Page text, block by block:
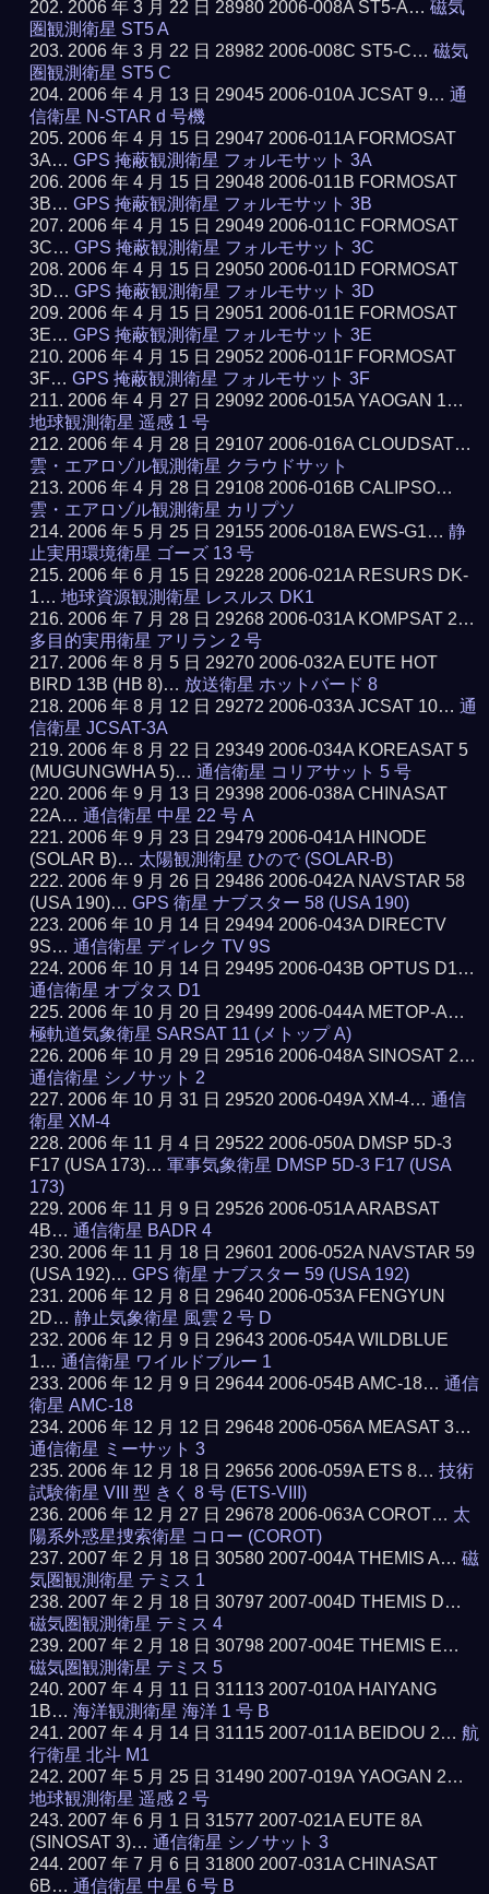
2006 年 3 月 22 日 28980 2006-008A ST5-A…磁気
圏観測衛星 ST5 A
2006 年 3 月 22 日 28982 2006-008C ST5-C…磁気
圏観測衛星 ST5 C
2006 年 4 月 13 日 29045 2006-010A JCSAT 9…通
信衛星 N-STAR d 号機
2006 年 4 月 15 日 29047 2006-011A FORMOSAT
3A…GPS 掩蔽観測衛星 フォルモサット 3A
2006 年 4 月 15 日 29048 2006-011B FORMOSAT
3B…GPS 掩蔽観測衛星 フォルモサット 3B
2006 年 4 月 15 日 29049 2006-011C FORMOSAT
3C…GPS 掩蔽観測衛星 フォルモサット 3C
2006 年 4 月 15 日 29050 2006-011D FORMOSAT
3D…GPS 掩蔽観測衛星 フォルモサット 3D
2006 年 4 月 15 日 29051 2006-011E FORMOSAT
3E…GPS 掩蔽観測衛星 フォルモサット 3E
2006 年 4 月 15 日 29052 2006-011F FORMOSAT
3F…GPS 掩蔽観測衛星 フォルモサット 3F
2006 年 4 月 27 日 29092 2006-015A YAOGAN 1…
地球観測衛星 遥感 1 号
2006 年 4 月 28 日 29107 2006-016A CLOUDSAT…
雲・エアロゾル観測衛星 クラウドサット
2006 年 4 月 28 日 29108 2006-016B CALIPSO…
雲・エアロゾル観測衛星 カリプソ
2006 年 5 月 25 日 29155 2006-018A EWS-G1…静
止実用環境衛星 ゴーズ 13 号
2006 年 6 月 15 日 29228 2006-021A RESURS DK-
1…地球資源観測衛星 レスルス DK1
2006 年 7 月 28 日 29268 2006-031A KOMPSAT 2…
多目的実用衛星 アリラン 2 号
2006 年 8 月 5 日 29270 2006-032A EUTE HOT
BIRD 13B (HB 8)… 放送衛星 ホットバード 8
2006 年 8 月 12 日 29272 2006-033A JCSAT 10…通
信衛星 JCSAT-3A
2006 年 8 月 22 日 29349 2006-034A KOREASAT 5
(MUGUNGWHA 5)…通信衛星 コリアサット 5 号
2006 年 9 月 13 日 29398 2006-038A CHINASAT
22A…通信衛星 中星 22 号 A
2006 年 9 月 23 日 29479 2006-041A HINODE
(SOLAR B)… 太陽観測衛星 ひので (SOLAR-B)
2006 年 9 月 26 日 29486 2006-042A NAVSTAR 58
(USA 190)…GPS 衛星 ナブスター 58 (USA 190)
2006 年 10 月 14 日 29494 2006-043A DIRECTV
9S…通信衛星 ディレク TV 9S
2006 年 10 月 14 日 29495 2006-043B OPTUS D1…
通信衛星 オプタス D1
2006 年 10 月 20 日 29499 2006-044A METOP-A…
極軌道気象衛星 SARSAT 11 (メトップ A)
2006 年 10 月 29 日 29516 2006-048A SINOSAT 2…
通信衛星 シノサット 2
2006 年 10 月 31 日 29520 2006-049A XM-4…通信
衛星 XM-4
2006 年 11 月 4 日 29522 2006-050A DMSP 5D-3
F17 (USA 173)…軍事気象衛星 DMSP 5D-3 F17 (USA
173)
2006 年 11 月 9 日 29526 2006-051A ARABSAT
4B…通信衛星 BADR 4
2006 年 11 月 18 日 29601 2006-052A NAVSTAR 59
(USA 192)…GPS 衛星 ナブスター 59 (USA 192)
2006 年 12 月 8 日 29640 2006-053A FENGYUN
2D…静止気象衛星 風雲 2 号 D
2006 年 12 月 9 日 29643 2006-054A WILDBLUE
1…通信衛星 ワイルドブルー 1
2006 年 12 月 9 日 29644 2006-054B AMC-18…通信
衛星 AMC-18
2006 年 12 月 12 日 29648 2006-056A MEASAT 3…
通信衛星 ミーサット 3
2006 年 12 月 18 日 29656 2006-059A ETS 8…技術
試験衛星 VIII 型 きく 8 号 (ETS-VIII)
2006 年 12 月 27 日 29678 2006-063A COROT… 太
陽系外惑星捜索衛星 コロー (COROT)
2007 年 2 月 18 日 30580 2007-004A THEMIS A…磁
気圏観測衛星 テミス 1
2007 年 2 月 18 日 30797 2007-004D THEMIS D…
磁気圏観測衛星 テミス 4
2007 年 2 月 18 日 30798 2007-004E THEMIS E…
磁気圏観測衛星 テミス 5
2007 年 4 月 11 日 31113 2007-010A HAIYANG
1B…海洋観測衛星 海洋 1 号 B
2007 年 4 月 14 日 31115 2007-011A BEIDOU 2…航
行衛星 北斗 M1
2007 年 5 月 25 日 31490 2007-019A YAOGAN 2…
地球観測衛星 遥感 2 号
2007 年 6 月 1 日 31577 2007-021A EUTE 8A
(SINOSAT 3)…通信衛星 シノサット 3
2007 年 7 月 6 日 31800 2007-031A CHINASAT
6B…通信衛星 中星 6 号 B